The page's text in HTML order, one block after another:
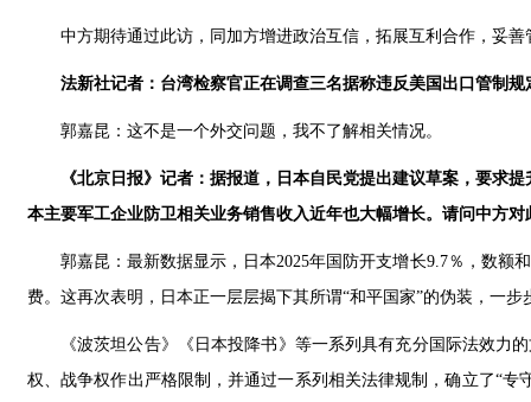
中方期待通过此访，同加方增进政治互信，拓展互利合作，妥
法新社记者：台湾检察官正在调查三名据称违反美国出口管制
郭嘉昆：这不是一个外交问题，我不了解相关情况。
《北京日报》记者：据报道，日本自民党提出建议草案，要求
本主要军工企业防卫相关业务销售收入近年也大幅增长。请问中方对
郭嘉昆：最新数据显示，日本2025年国防开支增长9.7％，数额
费。这再次表明，日本正一层层揭下其所谓“和平国家”的伪装，一步
《波茨坦公告》《日本投降书》等一系列具有充分国际法效力
权、战争权作出严格限制，并通过一系列相关法律规制，确立了“